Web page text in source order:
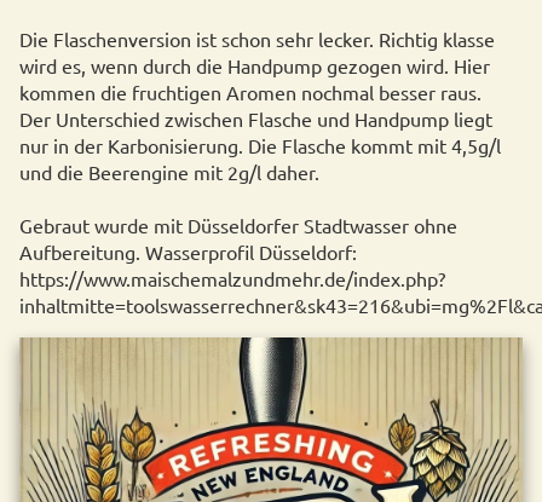
Die Flaschenversion ist schon sehr lecker. Richtig klasse
wird es, wenn durch die Handpump gezogen wird. Hier
kommen die fruchtigen Aromen nochmal besser raus.
Der Unterschied zwischen Flasche und Handpump liegt
nur in der Karbonisierung. Die Flasche kommt mit 4,5g/l
und die Beerengine mit 2g/l daher.
Gebraut wurde mit Düsseldorfer Stadtwasser ohne
Aufbereitung. Wasserprofil Düsseldorf:
https://www.maischemalzundmehr.de/index.php?